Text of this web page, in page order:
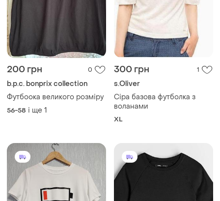
200 грн 0
b.p.c. bonprix collection
Футбоока великого розміру
56-58 і ще 1
300 грн 1
s.Oliver
Сіра базова футболка з
воланами
XL